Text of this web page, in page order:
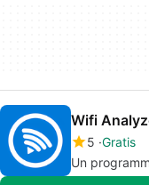
Wifi
5 Gratis
Un